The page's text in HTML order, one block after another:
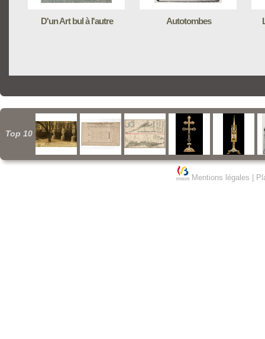
D'un Art bul à l'autre Autotombes
Top 10
Mentions légales